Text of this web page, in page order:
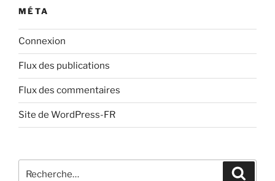
MÉTA
Connexion
Flux des publications
Flux des commentaires
Site de WordPress-FR